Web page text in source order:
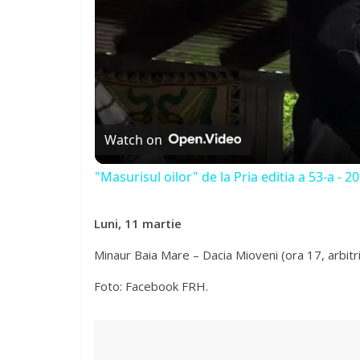
Watch on
"Masurisul oilor" de la Pria editia a 53-a -
Luni, 11 martie
Minaur Baia Mare – Dacia Mioveni (ora 17,
Foto: Facebook FRH.